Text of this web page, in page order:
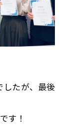
したが、最後
す！